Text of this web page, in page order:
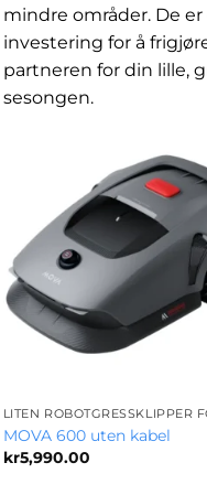
mindre områder. De
investering for å
partneren for din lille,
sesongen.
MOVA 600 uten kabel
kr5,990.00